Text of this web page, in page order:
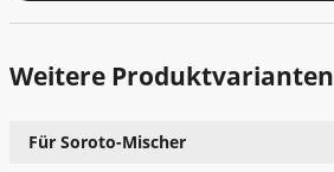
Weitere Produktvarianten
Für Soroto-Mischer